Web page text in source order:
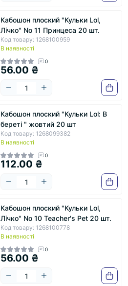
Кабошон плоский "Кульки Lol,
Лічко" No 11 Принцеса 20 шт.
Код товару: 1268100959
В наявності
0
56.00 ₴
Кабошон плоский "Кульки Lol: В
береті " жовтий 20 шт
Код товару: 1268099382
В наявності
0
112.00 ₴
Кабошон плоский "Кульки Lol,
Лічко" No 10 Teacher's Pet 20 шт.
Код товару: 1268100778
В наявності
0
56.00 ₴